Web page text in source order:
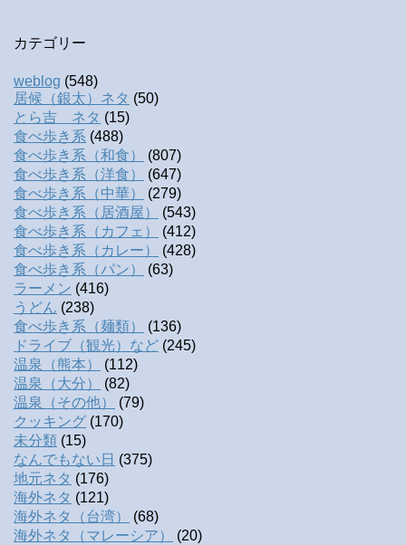
カテゴリー
weblog (548)
居候（銀太）ネタ (50)
とら吉 ネタ (15)
食べ歩き系 (488)
食べ歩き系（和食）
(807)
食べ歩き系（洋食）
(647)
食べ歩き系（中華）
(279)
食べ歩き系（居酒屋）
(543)
食べ歩き系（カフェ）
(412)
食べ歩き系（カレー）
(428)
食べ歩き系（パン）
(63)
ラーメン (416)
うどん (238)
食べ歩き系（麺類）
(136)
ドライブ（観光）など (245)
温泉（熊本）
(112)
温泉（大分）
(82)
温泉（その他）
(79)
クッキング (170)
未分類 (15)
なんでもない日 (375)
地元ネタ (176)
海外ネタ (121)
海外ネタ（台湾）
(68)
海外ネタ（マレーシア）
(20)